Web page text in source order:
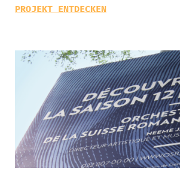
PROJEKT ENTDECKEN